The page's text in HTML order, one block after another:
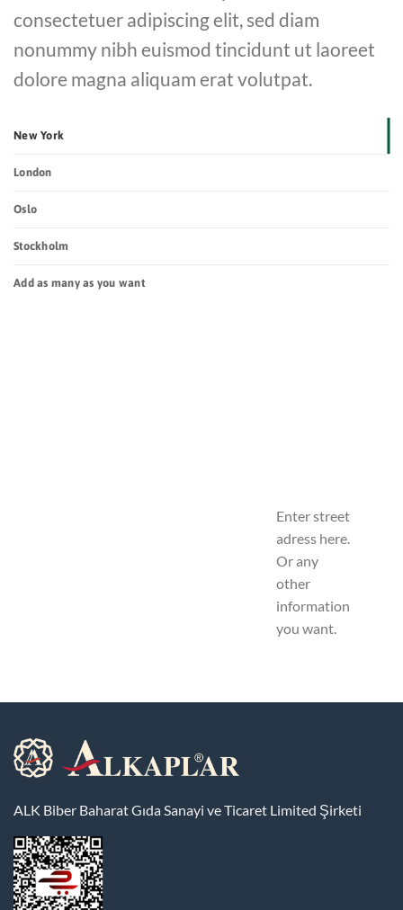
consectetuer adipiscing elit, sed diam
nonummy nibh euismod tincidunt ut laoreet
dolore magna aliquam erat volutpat.
New York
London
Oslo
Stockholm
Add as many as you want
Enter street
adress here.
Or any
other
information
you want.
ALK Biber Baharat Gıda Sanayi ve Ticaret Limited Şirketi